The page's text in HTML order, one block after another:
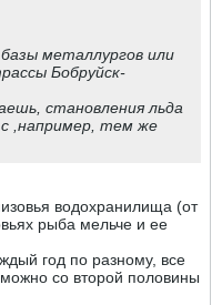
металлургов или
Бобруйск-
становления льда
с ,например, тем же
водохранилища (от
рыба мельче и ее
год по разному, все
со второй половины